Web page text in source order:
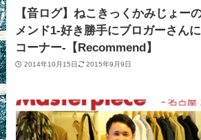
【音ログ】ねこきっくかみじょー
メンド1-好き勝手にブロガーさん
コーナー-【Recommend】
2014年10月15日 2015年9月9日